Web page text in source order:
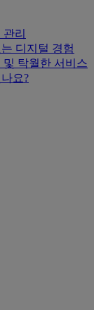
리
디지털 경험
탁월한 서비스
요?